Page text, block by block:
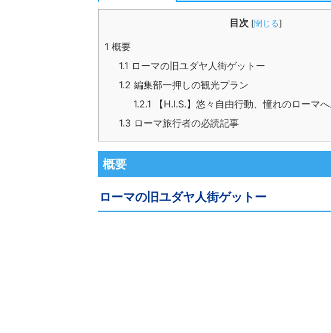
目次 [閉じる]
1 概要
1.1 ローマの旧ユダヤ人街ゲットー
1.2 編集部一押しの観光プラン
1.2.1 【H.I.S.】悠々自由行動、憧れのローマ
1.3 ローマ旅行者の必読記事
概要
ローマの旧ユダヤ人街ゲットー